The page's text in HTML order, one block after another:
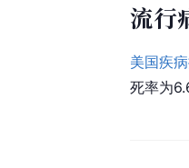
流行
美国疾
死率为